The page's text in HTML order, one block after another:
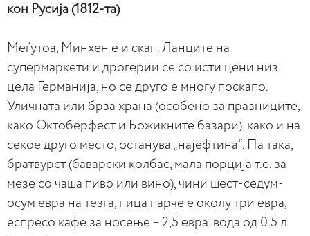
кон Русија (1812-та)
Меѓутоа, Минхен е и скап. Ланците на
супермаркети и дрогерии се со исти цени низ
цела Германија, но се друго е многу поскапо.
Уличната или брза храна (особено за празниците,
како Октоберфест и Божикните базари), како и на
секое друго место, останува „најефтина“. Па така,
братвурст (баварски колбас, мала порција т.е. за
мезе со чаша пиво или вино), чини шест-седум-
осум евра на тезга, пица парче е околу три евра,
еспресо кафе за носење – 2,5 евра, вода од 0.5 л